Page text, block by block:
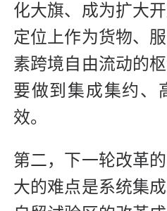
化大旗、成为扩大
定位上作为货物、
素跨境自由流动的
要做到集成集约、
效。
第二，下一轮改革
大的难点是系统集